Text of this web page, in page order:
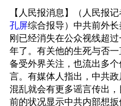
【人民报消息】（人民报
孔屏综合报导）中共前外长
刚已经消失在公众视线超过
年了。有关他的生死与否一
备受外界关注，也流出多个
言。有媒体人指出，中共政
混乱就会有更多谣言传出，
前的状况显示中共内部想扳